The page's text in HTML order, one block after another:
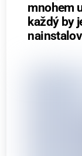
mnohem
každý by